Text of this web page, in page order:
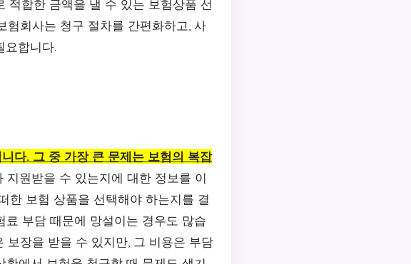
적합한 금액을 낼 수 있는 보험상품 선
험회사는 청구 절차를 간편화하고, 사
요합니다.
다. 그 중 가장 큰 문제는 보험의 복잡
지원받을 수 있는지에 대한 정보를 이
한 보험 상품을 선택해야 하는지를 결
부담 때문에 망설이는 경우도 많습
보장을 받을 수 있지만, 그 비용은 부담